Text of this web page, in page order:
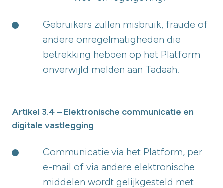
Gebruikers zullen misbruik, fraude of
andere onregelmatigheden die
betrekking hebben op het Platform
onverwijld melden aan Tadaah.
Artikel 3.4 – Elektronische communicatie en
digitale vastlegging
Communicatie via het Platform, per
e-mail of via andere elektronische
middelen wordt gelijkgesteld met